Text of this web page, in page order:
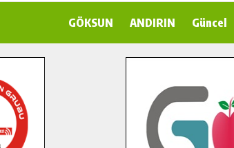
Gençler
İlçe Jandarma
Bertiz’in Yeni
GÖKSUN ANDIRIN Güncel